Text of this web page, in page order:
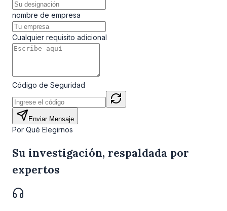
nombre de empresa
Cualquier requisito adicional
Código de Seguridad
Enviar Mensaje
Por Qué Elegirnos
Su investigación, respaldada por
expertos